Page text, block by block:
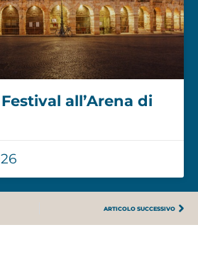
Festival all’Arena di
ARTICOLO SUCCESSIVO